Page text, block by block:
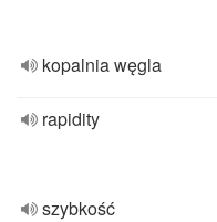
kopalnia węgla
rapidity
szybkość